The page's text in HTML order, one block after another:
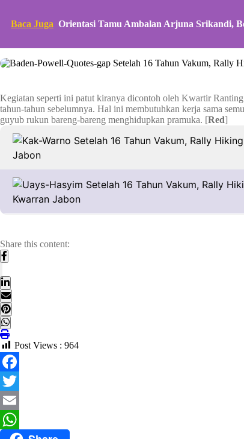
Baca Juga Orientasi Tamu Ambalan Arjuna Srikandi,
Kegiatan seperti ini patut kiranya dicontoh oleh Kwartir
tahun-tahun sebelumnya. Hal ini membutuhkan kerja sama
guyub rukun bareng-bareng menghidupkan pramuka. [Red]
Share this content:
Post Views : 964
Facebook
Twitter
Email